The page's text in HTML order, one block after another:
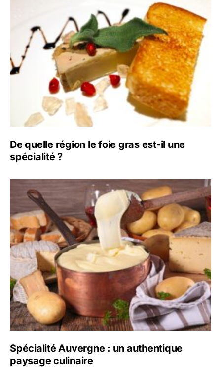
De quelle région le foie gras est-il une
spécialité ?
Spécialité Auvergne : un authentique
paysage culinaire